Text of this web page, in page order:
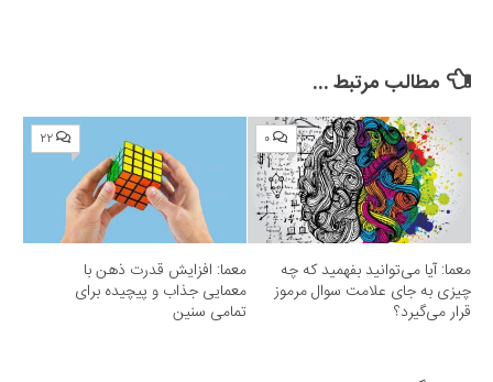
مطالب مرتبط ...
۰
معما: آیا می‌توانید بفهمید که چه
چیزی به جای علامت سوال مرموز
قرار می‌گیرد؟
۲۲
معما: افزایش قدرت ذهن با
معمایی جذاب و پیچیده برای
تمامی سنین